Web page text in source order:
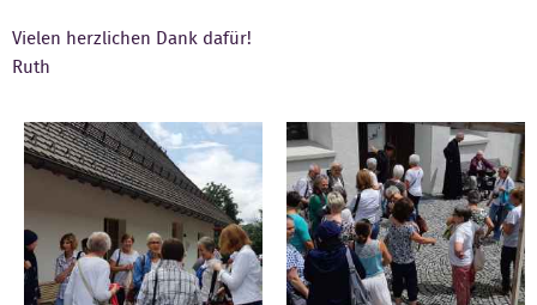
Vielen herzlichen Dank dafür!
Ruth